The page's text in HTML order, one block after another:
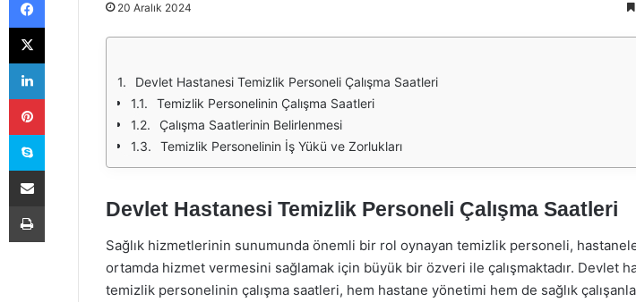
20 Aralık 2024
Devlet Hastanesi Temizlik Personeli Çalışma Saatleri
Temizlik Personelinin Çalışma Saatleri
Çalışma Saatlerinin Belirlenmesi
Temizlik Personelinin İş Yükü ve Zorlukları
Devlet Hastanesi Temizlik Personeli Çalışma Saatleri
Sağlık hizmetlerinin sunumunda önemli bir rol oynayan temizlik personeli,
ortamda hizmet vermesini sağlamak için büyük bir özveri ile çalışmaktadır. Devlet
temizlik personelinin çalışma saatleri, hem hastane yönetimi hem de sağlık
X
LinkedIn
Pinterest
Skype
E-Posta ile paylaş